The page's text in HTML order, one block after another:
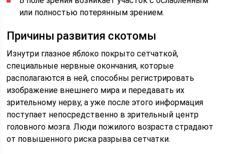
или полностью потерянным зрением.
Причины развития скотомы
Изнутри глазное яблоко покрыто сетчаткой,
специальные нервные окончания, которые
располагаются в ней, способны регистрировать
изображение внешнего мира и передавать их
зрительному нерву, а уже после этого информация
поступает непосредственно в зрительный центр
головного мозга. Люди пожилого возраста страдают
от повышенного риска разрыва сетчатки.